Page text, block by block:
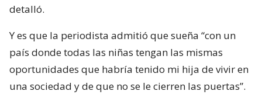
detalló.
Y es que la periodista admitió que sueña “con un
país donde todas las niñas tengan las mismas
oportunidades que habría tenido mi hija de vivir en
una sociedad y de que no se le cierren las puertas”.